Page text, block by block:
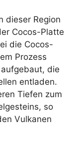
dieser Region
Cocos-Platte
die Cocos-
Prozess
die
entladen.
Tiefen zum
so
Vulkanen